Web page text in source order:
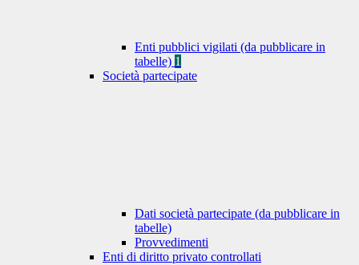
Enti pubblici vigilati (da pubblicare in
tabelle) 1
Società partecipate
Dati società partecipate (da pubblicare in
tabelle)
Provvedimenti
Enti di diritto privato controllati